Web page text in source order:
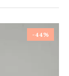
-44%